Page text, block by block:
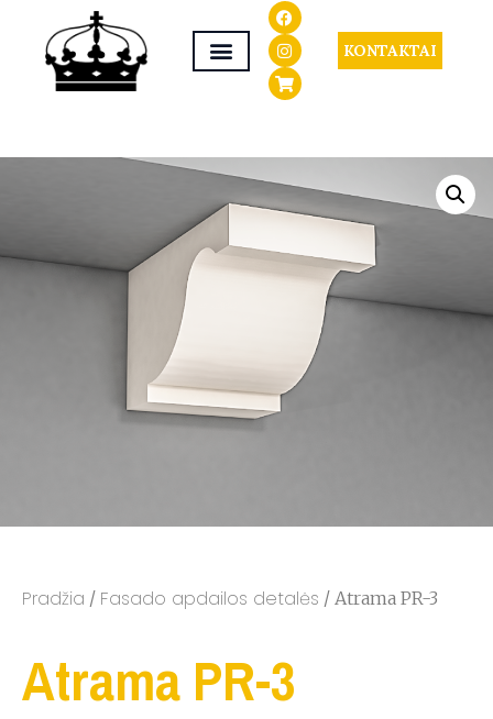
KONTAKTAI
Pradžia / Fasado apdailos detalės / Atrama PR-3
Atrama PR-3